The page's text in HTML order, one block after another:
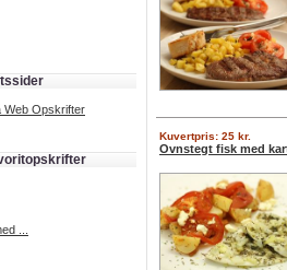
Web Opskrifter
...
Kuvertpris: 25 kr.
Ovnstegt fisk med